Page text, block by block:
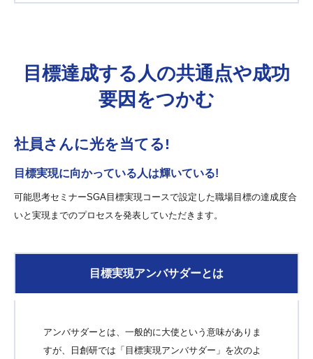
目標達成する人の共通点や成功
要因をつかむ
社員さんに光を当てる!
目標実現に向かっている人は輝いている!
可能思考セミナーSGA目標実現コースで設定した職場目標の達成度合
いと実現までのプロセスを発表していただきます。
目標実現アンバサダーとは
アンバサダーとは、一般的に大使という意味がありま
すが、日創研では「目標実現アンバサダー」を次のよ